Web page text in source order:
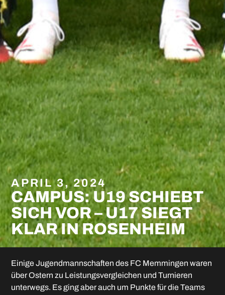
APRIL 3, 2024
CAMPUS: U19 SCHIEBT
SICH VOR – U17 SIEGT
KLAR IN ROSENHEIM
Einige Jugendmannschaften des FC Memmingen waren
über Ostern zu Leistungsvergleichen und Turnieren
unterwegs. Es ging aber auch um Punkte für die Teams